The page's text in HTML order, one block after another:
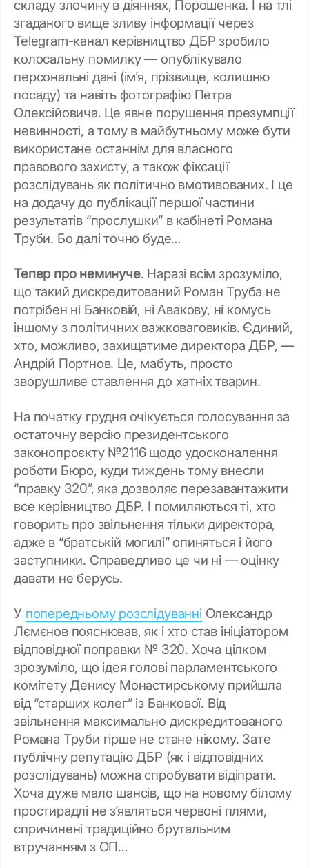
складу злочину в діяннях, Порошенка. І на тлі
згаданого вище зливу інформації через
Telegram-канал керівництво ДБР зробило
колосальну помилку — опублікувало
персональні дані (ім’я, прізвище, колишню
посаду) та навіть фотографію Петра
Олексійовича. Це явне порушення презумпції
невинності, а тому в майбутньому може бути
використане останнім для власного
правового захисту, а також фіксації
розслідувань як політично вмотивованих. І це
на додачу до публікації першої частини
результатів “прослушки” в кабінеті Романа
Труби. Бо далі точно буде…
Тепер про неминуче. Наразі всім зрозуміло,
що такий дискредитований Роман Труба не
потрібен ні Банковій, ні Авакову, ні комусь
іншому з політичних важковаговиків. Єдиний,
хто, можливо, захищатиме директора ДБР, —
Андрій Портнов. Це, мабуть, просто
зворушливе ставлення до хатніх тварин.
На початку грудня очікується голосування за
остаточну версію президентського
законопроєкту №2116 щодо удосконалення
роботи Бюро, куди тиждень тому внесли
“правку 320”, яка дозволяє перезавантажити
все керівництво ДБР. І помиляються ті, хто
говорить про звільнення тільки директора,
адже в “братській могилі” опиняться і його
заступники. Справедливо це чи ні — оцінку
давати не берусь.
У попередньому розслідуванні Олександр
Лємєнов пояснював, як і хто став ініціатором
відповідної поправки № 320. Хоча цілком
зрозуміло, що ідея голові парламентського
комітету Денису Монастирському прийшла
від “старших колег” із Банкової. Від
звільнення максимально дискредитованого
Романа Труби гірше не стане нікому. Зате
публічну репутацію ДБР (як і відповідних
розслідувань) можна спробувати відіпрати.
Хоча дуже мало шансів, що на новому білому
простирадлі не з’являться червоні плями,
спричинені традиційно брутальним
втручанням з ОП…